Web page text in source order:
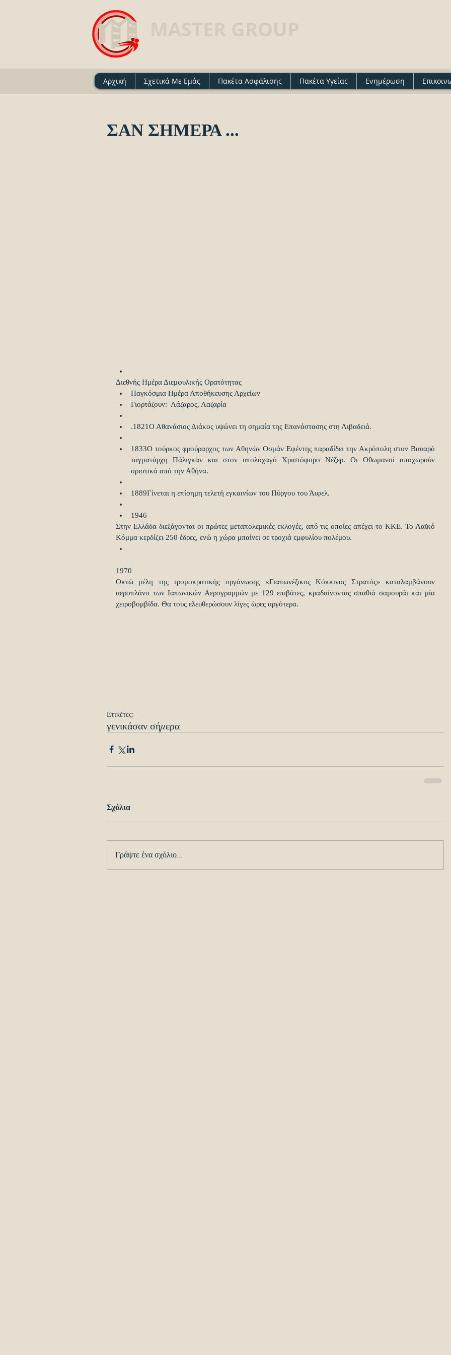
Αρχική Σχετικά Με Εμάς Πακέτα Ασφάλισης Πακέτα Υγείας Ενημέρωση
ΣΑΝ ΣΗΜΕΡΑ ...
Διεθνής Ημέρα Διεμφυλικής Ορατότητας
Παγκόσμια Ημέρα Αποθήκευσης Αρχείων
Γιορτάζουν:  Λάζαρος, Λαζαρία
.1821Ο Αθανάσιος Διάκος υψώνει τη σημαία της Επανάστασης στη Λιβαδειά.
1833Ο τούρκος φρούραρχος των Αθηνών Οσμάν Εφέντης παραδίδει την Ακρόπολη στον Βαυαρό
ταγματάρχη Πάλιγκαν και στον υπολοχαγό Χριστόφορο Νέζερ. Οι Οθωμανοί αποχωρούν
οριστικά από την Αθήνα.
1889Γίνεται η επίσημη τελετή εγκαινίων του Πύργου του Άιφελ.
1946
Στην Ελλάδα διεξάγονται οι πρώτες μεταπολεμικές εκλογές, από τις οποίες απέχει το ΚΚΕ. Το Λαϊκό
Κόμμα κερδίζει 250 έδρες, ενώ η χώρα μπαίνει σε τροχιά εμφυλίου πολέμου.
1970
Οκτώ μέλη της τρομοκρατικής οργάνωσης «Γιαπωνέζικος Κόκκινος Στρατός» καταλαμβάνουν
αεροπλάνο των Ιαπωνικών Αερογραμμών με 129 επιβάτες, κραδαίνοντας σπαθιά σαμουράι και μία
χειροβομβίδα. Θα τους ελευθερώσουν λίγες ώρες αργότερα.
Ετικέτες:
γενικάσαν σήμερα
Σχόλια
Γράψτε ένα σχόλιο...